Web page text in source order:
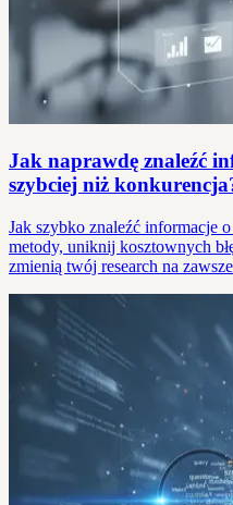
Jak naprawdę znaleźć
szybciej niż
Jak szybko znaleźć informacje
metody, uniknij kosztownych
zmienią twój research na